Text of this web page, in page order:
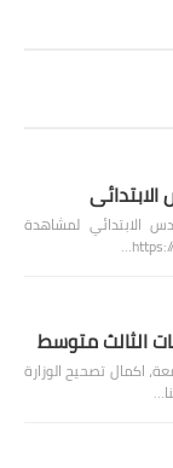
الابتدائي لمشاهدة
الثالث متوسط
اكمال تصحيح الوزارة